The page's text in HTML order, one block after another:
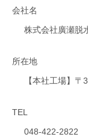
創業以
会社名
株式会社廣瀬脱
所在地
【本社工場】 〒
TEL
048-422-2822